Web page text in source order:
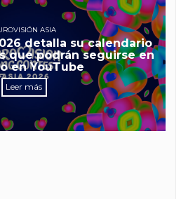
ASIA
detalla su calendario
que podrán seguirse en
en YouTube
Leer más